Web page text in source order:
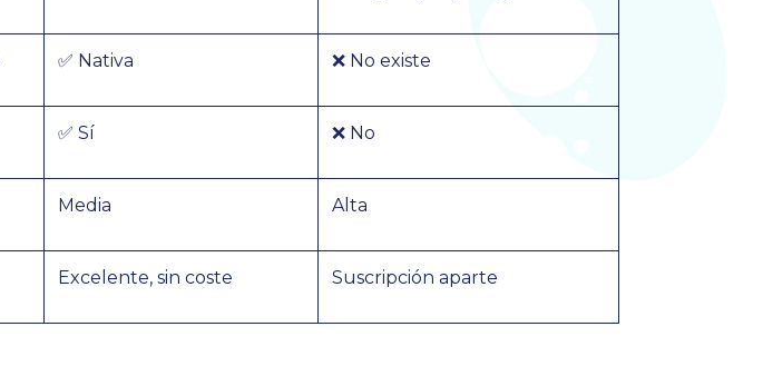
✅ Nativa ❌ No existe
✅ Sí ❌ No
Media Alta
Excelente, sin coste Suscripción aparte